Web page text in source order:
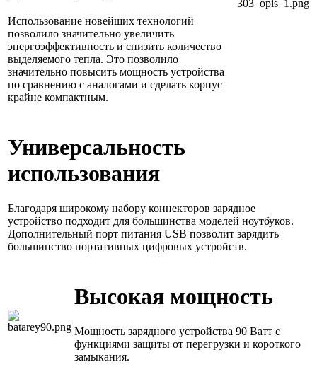
Использование новейших технологий
позволило значительно увеличить
энергоэффективность и снизить количество
выделяемого тепла. Это позволило
значительно повысить мощность устройства
по сравнению с аналогами и сделать корпус
крайне компактным.
Универсальность
использования
Благодаря широкому набору коннекторов зарядное
устройство подходит для большинства моделей ноутбуков.
Дополнительный порт питания USB позволит зарядить
большинство портативных цифровых устройств.
Высокая мощность
Мощность зарядного устройства 90 Ватт с
функциями защиты от перегрузки и короткого
замыкания.